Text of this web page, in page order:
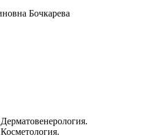
Дерматовенерология.
Косметология.